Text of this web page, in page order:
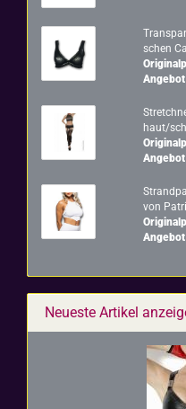
schen
Angebot
haut/
Angebot
von
Angebot
Neueste Artikel